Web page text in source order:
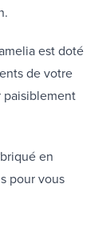
est doté
de votre
paisiblement
en
pour vous